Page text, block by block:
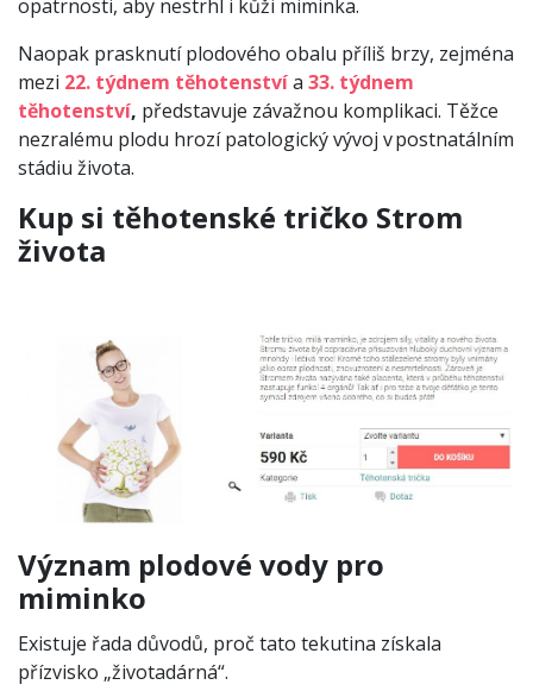
opatrnosti, aby nestrhl i kůži miminka.
Naopak prasknutí plodového obalu příliš brzy, zejména
mezi 22. týdnem těhotenstvía 33. týdnem
těhotenství, představuje závažnou komplikaci. Těžce
nezralému plodu hrozí patologický vývoj v postnatálním
stádiu života.
Kup si těhotenské tričko Strom
života
Význam plodové vody pro
miminko
Existuje řada důvodů, proč tato tekutina získala
přízvisko „životadárná“.